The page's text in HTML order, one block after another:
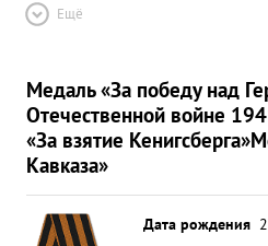
Ещё
Медаль «За победу над
Отечественной войне
«За взятие Кенигсберга»
Кавказа»
Дата рождения